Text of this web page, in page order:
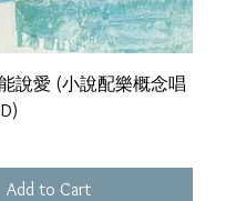
說愛 (小說配樂概念唱
Add to Cart